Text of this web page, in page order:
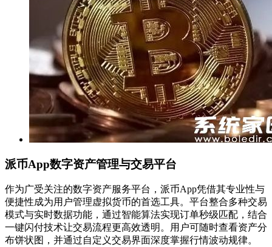
派币App数字资产管理与交易平台
作为广受关注的数字资产服务平台，派币App凭借其专业性与
便捷性成为用户管理虚拟货币的首选工具。平台整合多种交易
模式与实时数据功能，通过智能算法实现订单秒级匹配，结合
一键闪付技术让交易流程更高效透明。用户可随时查看资产分
布饼状图，并通过自定义交易界面深度掌握行情波动规律。